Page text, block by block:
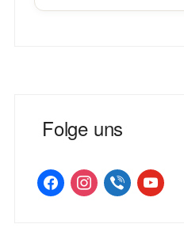
Folge uns
facebookinstagramviber youtube